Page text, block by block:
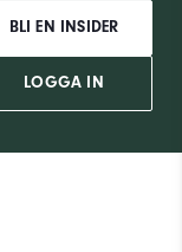
BLI EN INSIDER
LOGGA IN